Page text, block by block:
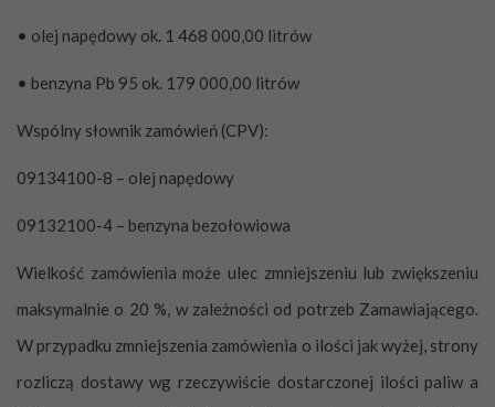
• olej napędowy ok. 1 468 000,00 litrów
• benzyna Pb 95 ok. 179 000,00 litrów
Wspólny słownik zamówień (CPV):
09134100-8 – olej napędowy
09132100-4 – benzyna bezołowiowa
Wielkość zamówienia może ulec zmniejszeniu lub zwiększeniu
maksymalnie o 20 %, w zależności od potrzeb Zamawiającego.
W przypadku zmniejszenia zamówienia o ilości jak wyżej, strony
rozliczą dostawy wg rzeczywiście dostarczonej ilości paliw a